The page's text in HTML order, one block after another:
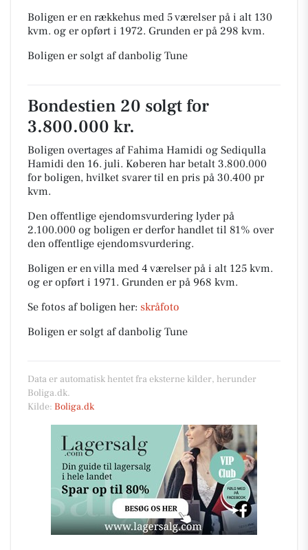
Boligen er en rækkehus med 5 værelser på i alt 130
kvm. og er opført i 1972. Grunden er på 298 kvm.
Boligen er solgt af danbolig Tune
Bondestien 20 solgt for
3.800.000 kr.
Boligen overtages af Fahima Hamidi og Sediqulla
Hamidi den 16. juli. Køberen har betalt 3.800.000
for boligen, hvilket svarer til en pris på 30.400 pr
kvm.
Den offentlige ejendomsvurdering lyder på
2.100.000 og boligen er derfor handlet til 81% over
den offentlige ejendomsvurdering.
Boligen er en villa med 4 værelser på i alt 125 kvm.
og er opført i 1971. Grunden er på 968 kvm.
Se fotos af boligen her: skråfoto
Boligen er solgt af danbolig Tune
Data er automatisk hentet fra eksterne kilder, herunder
Boliga.dk.
Kilde: Boliga.dk